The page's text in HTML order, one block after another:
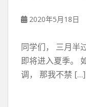
2020年5月18日
同学们， 三月半
即将进入夏季。
调， 那我不禁 […]